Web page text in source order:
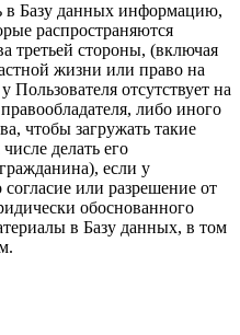
в Базу данных информацию,
распространяются
третьей стороны, (включая
жизни или право на
отсутствует на
либо иного
чтобы загружать такие
делать его
если у
согласие или разрешение от
обоснованного
в Базу данных, в том